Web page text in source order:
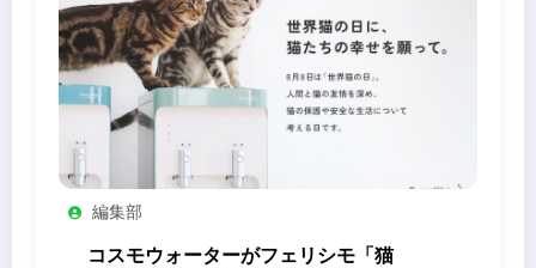
編集部
コスモウォーターがフェリシモ「猫